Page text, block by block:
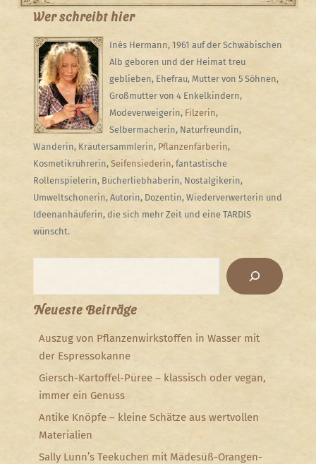
Wer schreibt hier
Inés Hermann, 1961 auf der Schwäbischen
Alb geboren und der Heimat treu
geblieben, Ehefrau, Mutter von 5 Söhnen,
Großmutter von 4 Enkelkindern,
Modeverweigerin, Filzerin,
Selbermacherin, Naturfreundin,
Wanderin, Kräutersammlerin, Pflanzenfärberin,
Kosmetikrührerin, Seifensiederin, fantastische
Rollenspielerin, Bücherliebhaberin, Nostalgikerin,
Umweltschonerin, Autorin, Dozentin, Wiederverwerterin und
Ideenanhäuferin, die sich mehr Zeit und eine TARDIS
wünscht.
Neueste Beiträge
Auszug von Pflanzenwirkstoffen in Wasser mit
der Espressokanne
Giersch-Kartoffel-Püree – klassisch oder vegan,
immer ein Genuss
Antike Knöpfe – kleine Schätze aus wertvollen
Materialien
Sally Lunn’s Teekuchen mit Mädesüß-Orangen-